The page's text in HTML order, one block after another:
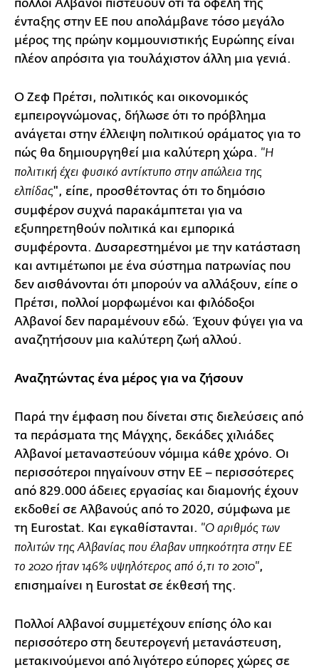
πολλοί Αλβανοί πιστεύουν ότι τα οφέλη της
ένταξης στην ΕΕ που απολάμβανε τόσο μεγάλο
μέρος της πρώην κομμουνιστικής Ευρώπης είναι
πλέον απρόσιτα για τουλάχιστον άλλη μια γενιά.
Ο Ζεφ Πρέτσι, πολιτικός και οικονομικός
εμπειρογνώμονας, δήλωσε ότι το πρόβλημα
ανάγεται στην έλλειψη πολιτικού οράματος για το
πώς θα δημιουργηθεί μια καλύτερη χώρα. "Η
πολιτική έχει φυσικό αντίκτυπο στην απώλεια της
ελπίδας", είπε, προσθέτοντας ότι το δημόσιο
συμφέρον συχνά παρακάμπτεται για να
εξυπηρετηθούν πολιτικά και εμπορικά
συμφέροντα. Δυσαρεστημένοι με την κατάσταση
και αντιμέτωποι με ένα σύστημα πατρωνίας που
δεν αισθάνονται ότι μπορούν να αλλάξουν, είπε ο
Πρέτσι, πολλοί μορφωμένοι και φιλόδοξοι
Αλβανοί δεν παραμένουν εδώ. Έχουν φύγει για να
αναζητήσουν μια καλύτερη ζωή αλλού.
Αναζητώντας ένα μέρος για να ζήσουν
Παρά την έμφαση που δίνεται στις διελεύσεις από
τα περάσματα της Μάγχης, δεκάδες χιλιάδες
Αλβανοί μεταναστεύουν νόμιμα κάθε χρόνο. Οι
περισσότεροι πηγαίνουν στην ΕΕ – περισσότερες
από 829.000 άδειες εργασίας και διαμονής έχουν
εκδοθεί σε Αλβανούς από το 2020, σύμφωνα με
τη Eurostat. Και εγκαθίστανται. "Ο αριθμός των
πολιτών της Αλβανίας που έλαβαν υπηκοότητα στην ΕΕ
το 2020 ήταν 146% υψηλότερος από ό,τι το 2010",
επισημαίνει η Eurostat σε έκθεσή της.
Πολλοί Αλβανοί συμμετέχουν επίσης όλο και
περισσότερο στη δευτερογενή μετανάστευση,
μετακινούμενοι από λιγότερο εύπορες χώρες σε